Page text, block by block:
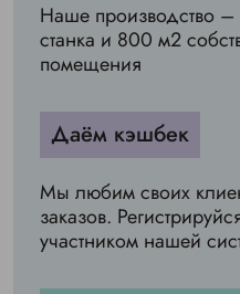
Наше производство –
станка и 800 м2
помещения
Даём кэшбек
Мы любим своих
заказов.
участником нашей